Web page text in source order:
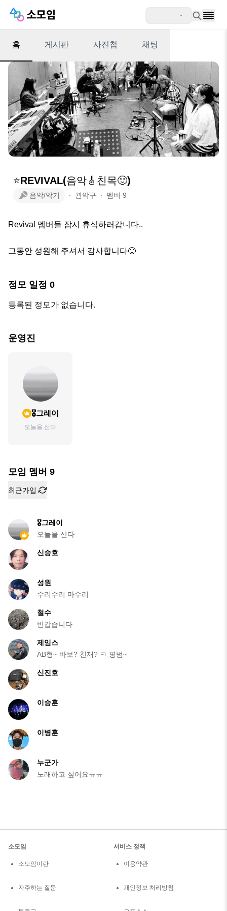
홈 게시판 사진첩 채팅
⭐REVIVAL(음악🎸친목🙂)
음악/악기 ∙ 관악구 ∙ 멤버 9
Revival 멤버들 잠시 휴식하러갑니다..
그동안 성원해 주셔서 감사합니다🙂
정모 일정 0
등록된 정모가 없습니다.
운영진
🎖️그레이
오늘을 산다
모임 멤버 9
최근가입
🎖️그레이
오늘을 산다
신승호
성원
수리수리 마수리
철수
반갑습니다
제임스
AB형~ 바보? 천재? ㅋ 평범~
신진호
이승훈
이병훈
누군가
노래하고 싶어요ㅠㅠ
소모임
소모임이란
자주하는 질문
서비스 정책
이용약관
개인정보 처리방침